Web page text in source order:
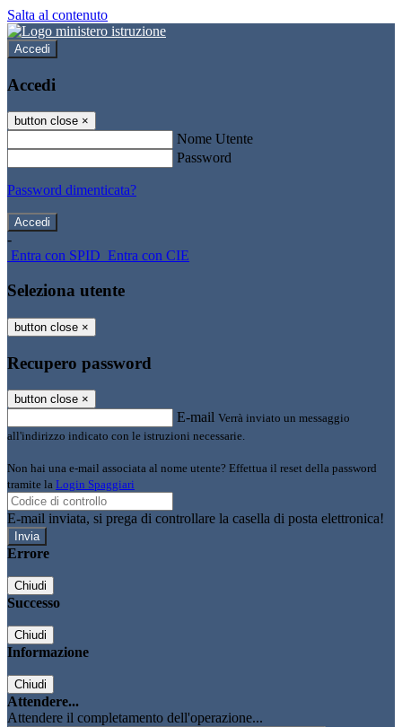
Salta al contenuto
Accedi
Accedi
button close ×
Nome Utente
Password
Password dimenticata?
-
Entra con SPID Entra con CIE
Seleziona utente
button close ×
Recupero password
button close ×
E-mail Verrà inviato un messaggio
all'indirizzo indicato con le istruzioni necessarie.
Non hai una e-mail associata al nome utente? Effettua il reset della password
tramite la Login Spaggiari
E-mail inviata, si prega di controllare la casella di posta elettronica!
Errore
Chiudi
Successo
Chiudi
Informazione
Chiudi
Attendere...
Attendere il completamento dell'operazione...